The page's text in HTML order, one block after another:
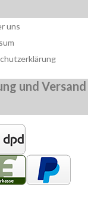
uns
und Versand